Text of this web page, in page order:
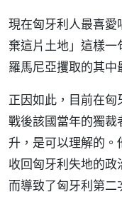
現在匈牙利人最喜
棄這片土地」這樣
羅馬尼亞攫取的其中
正因如此，目前在
戰後該國當年的獨
升，是可以理解的
收回匈牙利失地的
而導致了匈牙利第